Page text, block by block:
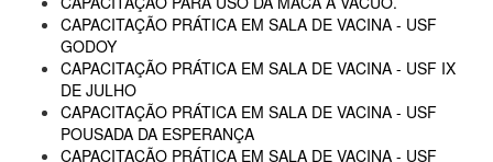
CAPACITAÇÃO PRÁTICA EM SALA DE VACINA - USF
GODOY
CAPACITAÇÃO PRÁTICA EM SALA DE VACINA - USF IX
DE JULHO
CAPACITAÇÃO PRÁTICA EM SALA DE VACINA - USF
POUSADA DA ESPERANÇA
CAPACITAÇÃO PRÁTICA EM SALA DE VACINA - USF